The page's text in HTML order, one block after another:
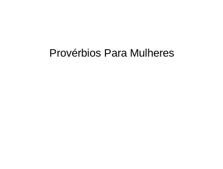
Provérbios Para Mulheres